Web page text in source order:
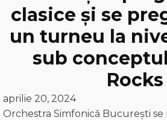
clasice și se
un turneu la
sub
Rocks
aprilie 20, 2024
Orchestra Simfonică București